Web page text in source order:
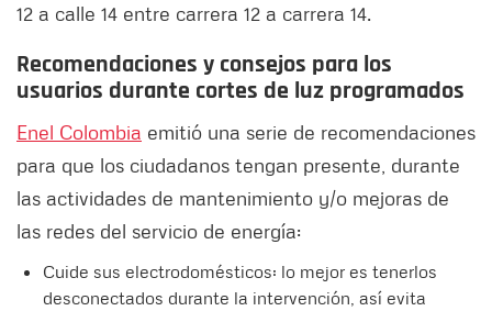
12 a calle 14 entre carrera 12 a carrera 14.
Recomendaciones y consejos para los
usuarios durante cortes de luz programados
Enel Colombia emitió una serie de recomendaciones
para que los ciudadanos tengan presente, durante
las actividades de mantenimiento y/o mejoras de
las redes del servicio de energía:
Cuide sus electrodomésticos: lo mejor es tenerlos
desconectados durante la intervención, así evita